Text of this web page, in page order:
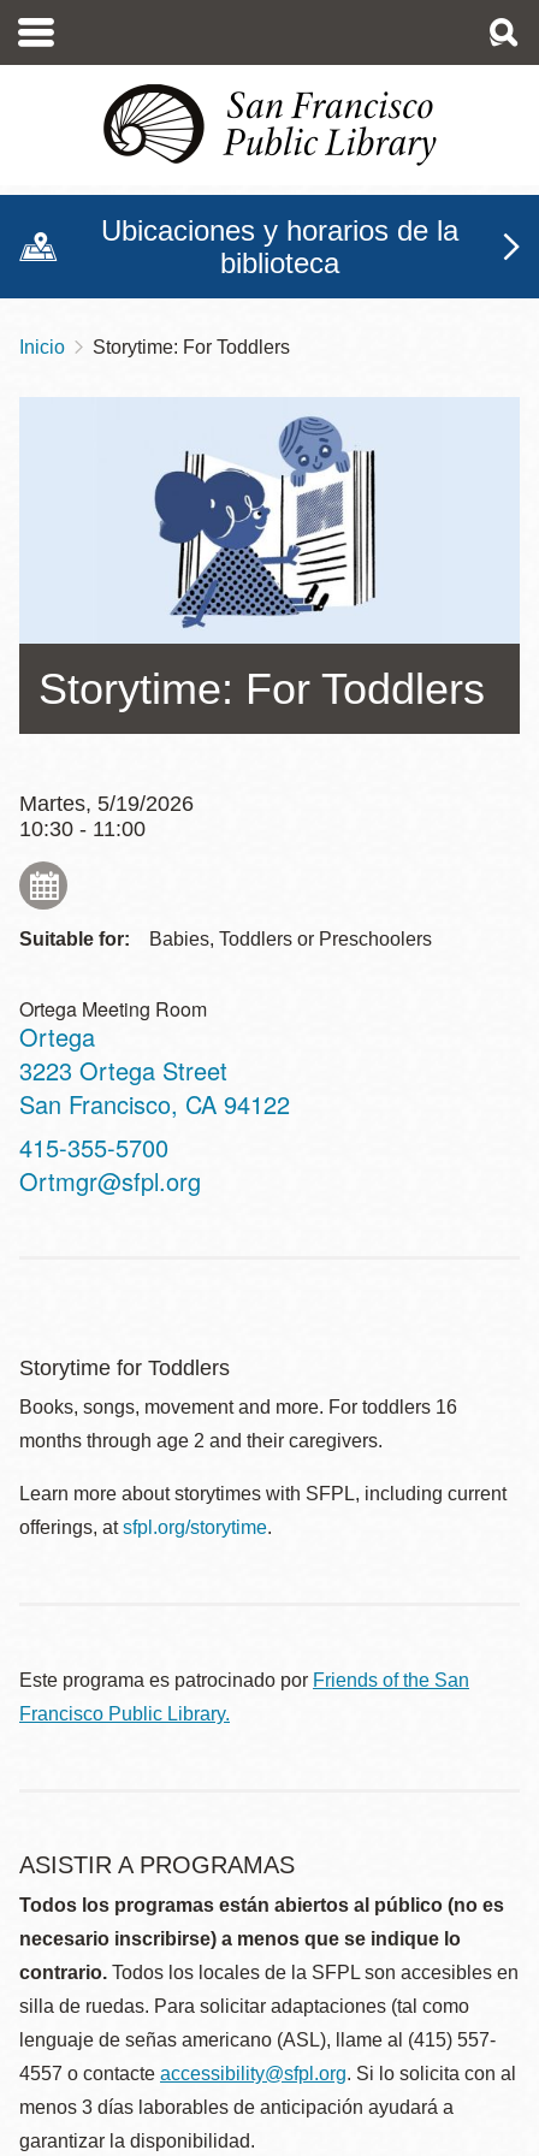
contenido
Ubicaciones y horarios de la
biblioteca
Sobrescribir
enlaces
navegación
Inicio Storytime: For Toddlers
Storytime: For Toddlers
Martes, 5/19/2026
10:30 - 11:00
Suitable for: Babies, Toddlers or Preschoolers
Ortega Meeting Room
Ortega
Address
3223 Ortega Street
San Francisco, CA 94122
Contact
Telephone
415-355-5700
Ortmgr@sfpl.org
Storytime for Toddlers
Books, songs, movement and more. For toddlers 16
months through age 2 and their caregivers.
Learn more about storytimes with SFPL, including current
offerings, atsfpl.org/storytime.
Este programa es patrocinado por Friends of the San
Francisco Public Library.
ASISTIR A PROGRAMAS
Todos los programas están abiertos al público (no es
necesario inscribirse) a menos que se indique lo
contrario. Todos los locales de la SFPL son accesibles en
silla de ruedas. Para solicitar adaptaciones (tal como
lenguaje de señas americano (ASL), llame al (415) 557-
4557 o contacte accessibility@sfpl.org. Si lo solicita con al
menos 3 días laborables de anticipación ayudará a
garantizar la disponibilidad.